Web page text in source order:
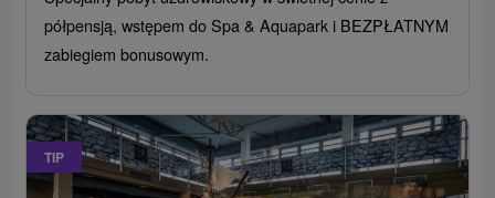
półpensją, wstępem do Spa & Aquapark i BEZPŁATNYM
zabiegiem bonusowym.
TIP